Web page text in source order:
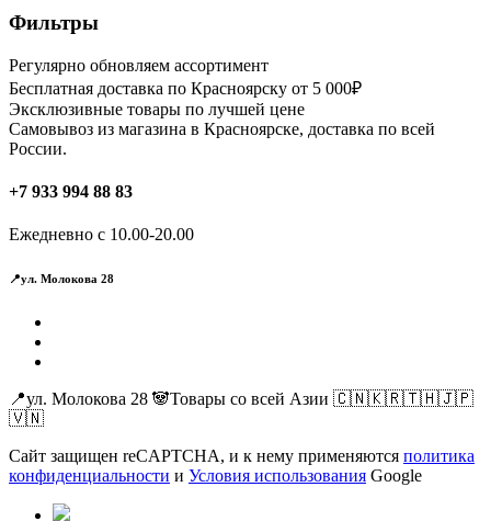
можно
выбрать
на
странице
товара.
Фильтры
Регулярно обновляем ассортимент
Бесплатная доставка по Красноярску от 5 000₽
Эксклюзивные товары по лучшей цене
Самовывоз из магазина в Красноярске, доставка по всей
России.
+7 933 994 88 83
Ежедневно с 10.00-20.00
📍ул. Молокова 28
📍ул. Молокова 28 🐼Товары со всей Азии 🇨🇳🇰🇷🇹🇭🇯🇵
🇻🇳
Сайт защищен reCAPTCHA, и к нему применяются политика
конфиденциальности и Условия использования Google